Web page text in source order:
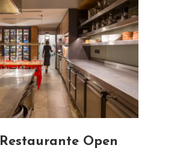
Restaurante Open